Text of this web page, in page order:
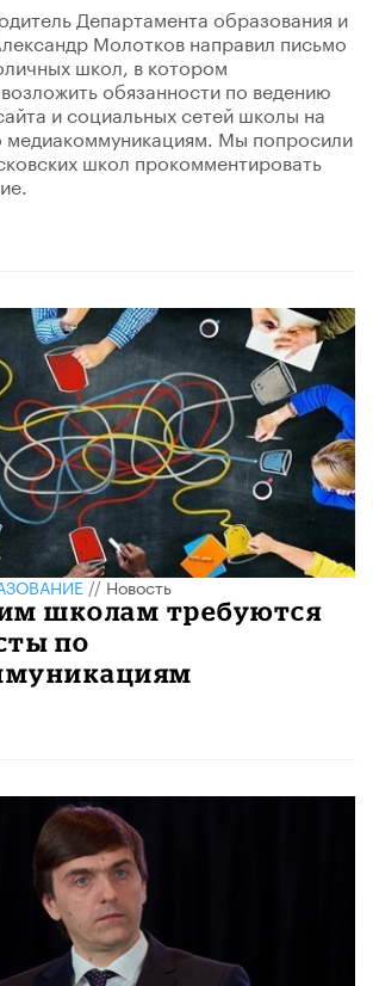
Департамента образования и
Молотков направил письмо
школ, в котором
обязанности по ведению
и социальных сетей школы на
медиакоммуникациям. Мы попросили
школ прокомментировать
//Новость
школам требуются
по